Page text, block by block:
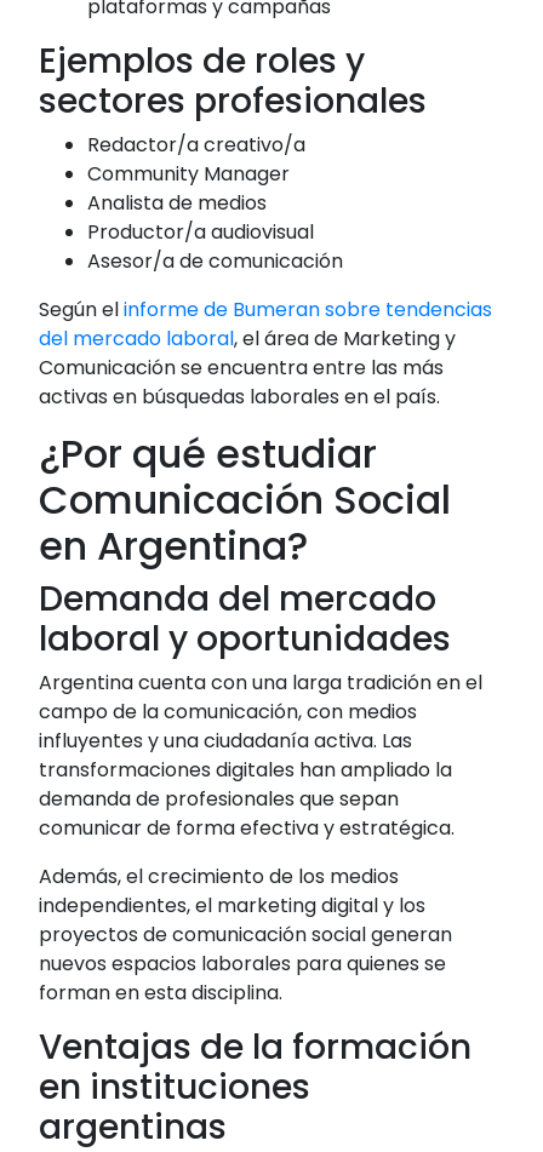
plataformas y campañas
Ejemplos de roles y
sectores profesionales
Redactor/a creativo/a
Community Manager
Analista de medios
Productor/a audiovisual
Asesor/a de comunicación
Según elinforme de Bumeran sobre tendencias
del mercado laboral, el área de Marketing y
Comunicación se encuentra entre las más
activas en búsquedas laborales en el país.
¿Por qué estudiar
Comunicación Social
en Argentina?
Demanda del mercado
laboral y oportunidades
Argentina cuenta con una larga tradición en el
campo de la comunicación, con medios
influyentes y una ciudadanía activa. Las
transformaciones digitales han ampliado la
demanda de profesionales que sepan
comunicar de forma efectiva y estratégica.
Además, el crecimiento de los medios
independientes, el marketing digital y los
proyectos de comunicación social generan
nuevos espacios laborales para quienes se
forman en esta disciplina.
Ventajas de la formación
en instituciones
argentinas